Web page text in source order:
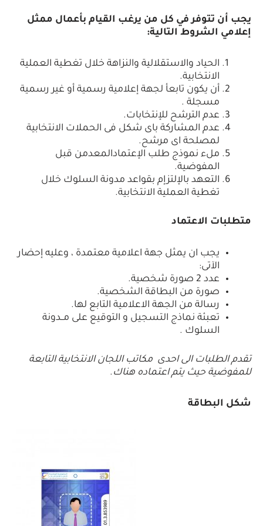
يجب أن تتوفر في كل من يرغب القيام بأعمال ممثل
إعلامي الشروط التالية:
الحياد والاستقلالية والنزاهة خلال تغطية العملية
الانتخابية.
أن يكون تابعأ لجهة إعلامية رسمية أو غير رسمية
مسجلة .
عدم الترشح للإنتخابات.
عدم المشاركة باى شكل فى الحملات الانتخابية
لمصلحة اى مرشح.
ملء نموذج طلب الإعتمادالمعدمن قبل
المفوضية.
التعهد بالإلتزإم بقواعد مدونة السلوك خلال
تغطية العملية الانتخابية.
متطلبات الاعتماد
يجب ان يمثل جهة اعلامية معتمدة ، وعليه إحضار
الآتى:
عدد 2 صورة شخصية.
صورة من البطاقة الشخصية.
رسالة من الجهة الاعلامية التابع لها.
تعبئة نماذج التسجيل و التوقيع على مــدونة
السلوك .
تقدم الطلبات الى احدى مكاتب اللجان الانتخابية التابعة
للمفوضية حيث يتم اعتماده هناك .
شكل البطاقة